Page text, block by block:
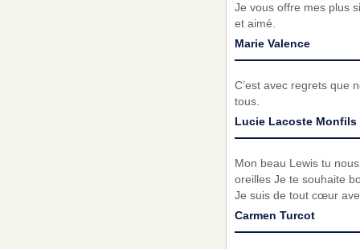
Je vous offre mes plus
et aimé.
Marie Valence
C’est avec regrets que
tous.
Lucie Lacoste Monfils
Mon beau Lewis tu
oreilles Je te souhaite
Je suis de tout cœur
Carmen Turcot